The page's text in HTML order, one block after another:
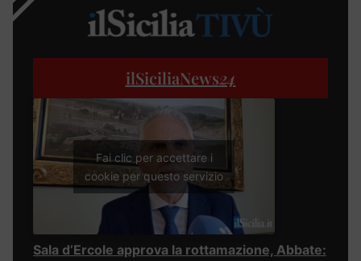
ilSiciliaNews24
Fai clic per accettare i
cookie per questo servizio
Sala d’Ercole approva la rottamazione, Abbate: